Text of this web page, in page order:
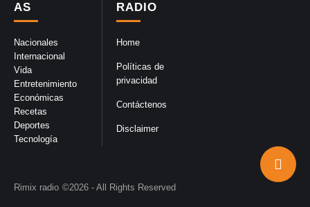
RADIO
Home
Políticas de
privacidad
Contáctenos
Disclaimer
AS
Nacionales
Internacional
Vida
Entretenimiento
Económicas
Recetas
Deportes
Tecnología
Rimix radio ©2026 - All Rights Reserved